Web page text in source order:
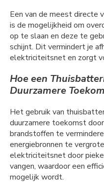
Een van de meest directe
is de mogelijkheid om
op te slaan en deze te
schijnt. Dit vermindert je
elektriciteitsnet en zorgt
Hoe een
Duurzamere
Het gebruik van
duurzamere toekomst
brandstoffen te
energiebronnen te
elektriciteitsnet door
vangen, waardoor een
mogelijk wordt.